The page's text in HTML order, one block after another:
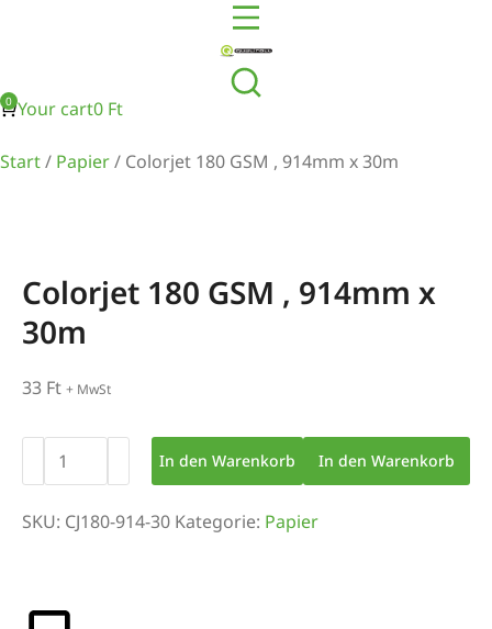
Your cart0 Ft
Start/ Papier/ Colorjet 180 GSM , 914mm x 30m
Colorjet 180 GSM , 914mm x
30m
33 Ft + MwSt
In den Warenkorb In den Warenkorb
SKU: CJ180-914-30 Kategorie: Papier